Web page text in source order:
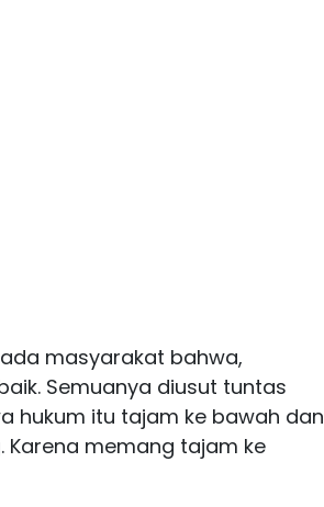
masyarakat bahwa,
Semuanya diusut tuntas
hukum itu tajam ke bawah dan
Karena memang tajam ke